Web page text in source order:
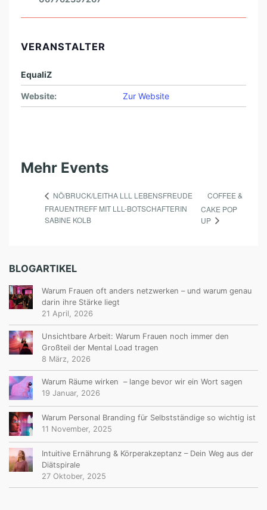
VERANSTALTER
EqualiZ
Website: Zur Website
Mehr Events
NÖ/BRUCK/LEITHA LLL LEBENSFREUDE
FRAUENTREFF MIT LLL-BOTSCHAFTERIN
SABINE KOLB
COFFEE &
CAKE POP
UP
BLOGARTIKEL
Warum Frauen oft anders netzwerken – und warum genau
darin ihre Stärke liegt
21 April, 2026
Unsichtbare Arbeit: Warum Frauen noch immer den
Großteil der Mental Load tragen
8 März, 2026
Warum Räume wirken – lange bevor wir ein Wort sagen
19 Januar, 2026
Warum Personal Branding für Selbstständige so wichtig ist
11 November, 2025
Intuitive Ernährung & Körperakzeptanz – Dein Weg aus der
Diätspirale
27 Oktober, 2025